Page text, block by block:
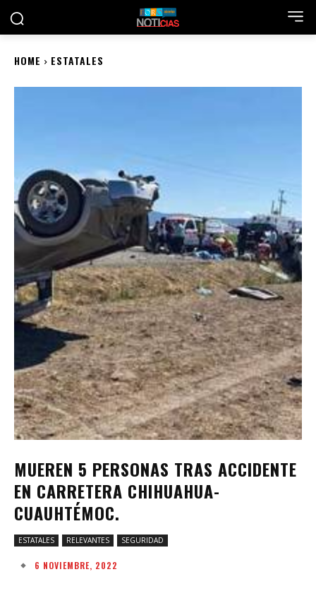
HOME ESTATALES
MUEREN 5 PERSONAS TRAS ACCIDENTE
EN CARRETERA CHIHUAHUA-
CUAUHTÉMOC.
ESTATALES RELEVANTES SEGURIDAD
6 NOVIEMBRE, 2022